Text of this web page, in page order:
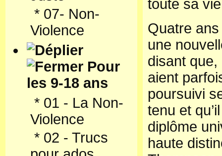
* 07- Non-
Violence
Pour
les 9-18 ans
* 01 - La Non-
Violence
* 02 - Trucs
toute sa
Quatre
une
disant
aient
poursuivi
tenu et
diplôme
haute